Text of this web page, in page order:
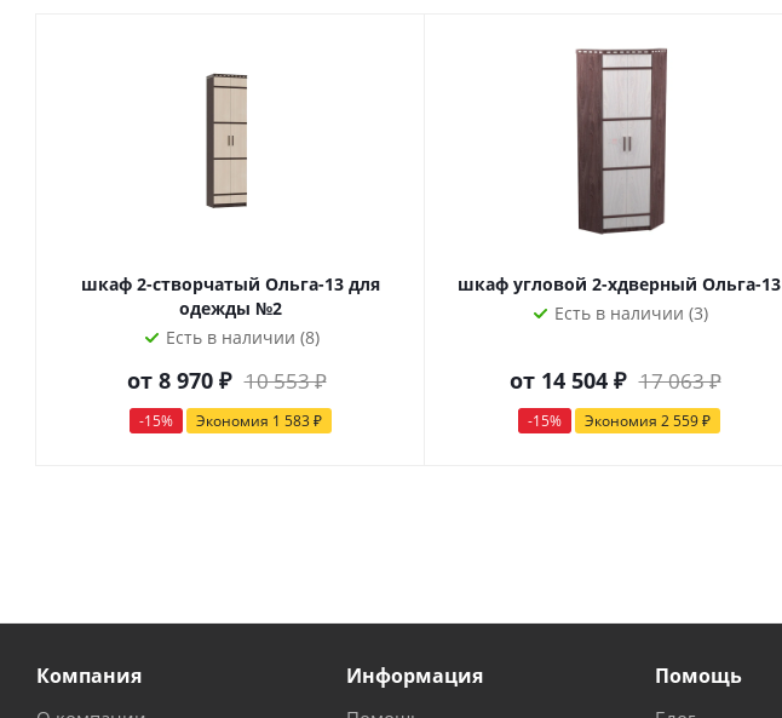
шкаф 2-створчатый Ольга-13 для
одежды №2
Есть в наличии (8)
от 8 970 ₽ 10 553 ₽
-15% Экономия 1 583 ₽
шкаф угловой 2-хдверный Ольга-13
Есть в наличии (3)
от 14 504 ₽ 17 063 ₽
-15% Экономия 2 559 ₽
Компания Информация Помощь